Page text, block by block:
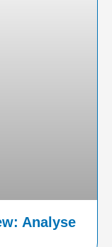
Analyse